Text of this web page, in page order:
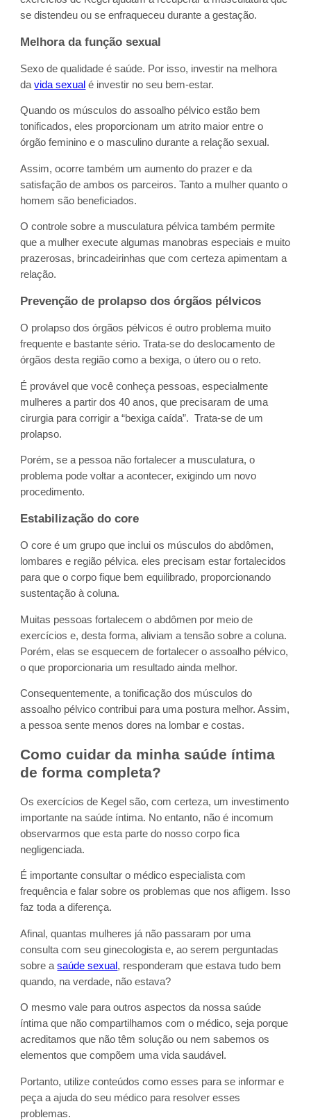
se distendeu ou se enfraqueceu durante a gestação.
Melhora da função sexual
Sexo de qualidade é saúde. Por isso, investir na melhora
davida sexual é investir no seu bem-estar.
Quando os músculos do assoalho pélvico estão bem
tonificados, eles proporcionam um atrito maior entre o
órgão feminino e o masculino durante a relação sexual.
Assim, ocorre também um aumento do prazer e da
satisfação de ambos os parceiros. Tanto a mulher quanto o
homem são beneficiados.
O controle sobre a musculatura pélvica também permite
que a mulher execute algumas manobras especiais e muito
prazerosas, brincadeirinhas que com certeza apimentam a
relação.
Prevenção de prolapso dos órgãos pélvicos
O prolapso dos órgãos pélvicos é outro problema muito
frequente e bastante sério. Trata-se do deslocamento de
órgãos desta região como a bexiga, o útero ou o reto.
É provável que você conheça pessoas, especialmente
mulheres a partir dos 40 anos, que precisaram de uma
cirurgia para corrigir a “bexiga caída”. Trata-se de um
prolapso.
Porém, se a pessoa não fortalecer a musculatura, o
problema pode voltar a acontecer, exigindo um novo
procedimento.
Estabilização do core
O core é um grupo que inclui os músculos do abdômen,
lombares e região pélvica. eles precisam estar fortalecidos
para que o corpo fique bem equilibrado, proporcionando
sustentação à coluna.
Muitas pessoas fortalecem o abdômen por meio de
exercícios e, desta forma, aliviam a tensão sobre a coluna.
Porém, elas se esquecem de fortalecer o assoalho pélvico,
o que proporcionaria um resultado ainda melhor.
Consequentemente, a tonificação dos músculos do
assoalho pélvico contribui para uma postura melhor. Assim,
a pessoa sente menos dores na lombar e costas.
Como cuidar da minha saúde íntima
de forma completa?
Os exercícios de Kegel são, com certeza, um investimento
importante na saúde íntima. No entanto, não é incomum
observarmos que esta parte do nosso corpo fica
negligenciada.
É importante consultar o médico especialista com
frequência e falar sobre os problemas que nos afligem. Isso
faz toda a diferença.
Afinal, quantas mulheres já não passaram por uma
consulta com seu ginecologista e, ao serem perguntadas
sobre asaúde sexual , responderam que estava tudo bem
quando, na verdade, não estava?
O mesmo vale para outros aspectos da nossa saúde
íntima que não compartilhamos com o médico, seja porque
acreditamos que não têm solução ou nem sabemos os
elementos que compõem uma vida saudável.
Portanto, utilize conteúdos como esses para se informar e
peça a ajuda do seu médico para resolver esses
problemas.